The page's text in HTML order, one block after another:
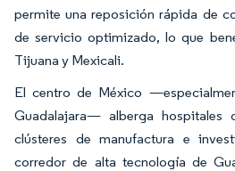
permite una reposición rápida de
de servicio optimizado, lo que
Tijuana y Mexicali.
El centro de México
Guadalajara— alberga hospitales
clústeres de manufactura e
corredor de alta tecnología de